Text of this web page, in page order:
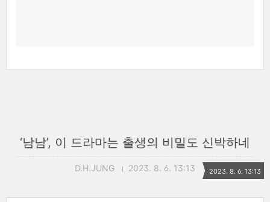
‘남남’, 이 드라마는 출생의 비밀도 신박하네
D.H.JUNG 2023. 8. 6. 13:13 2023. 8. 6. 13:13